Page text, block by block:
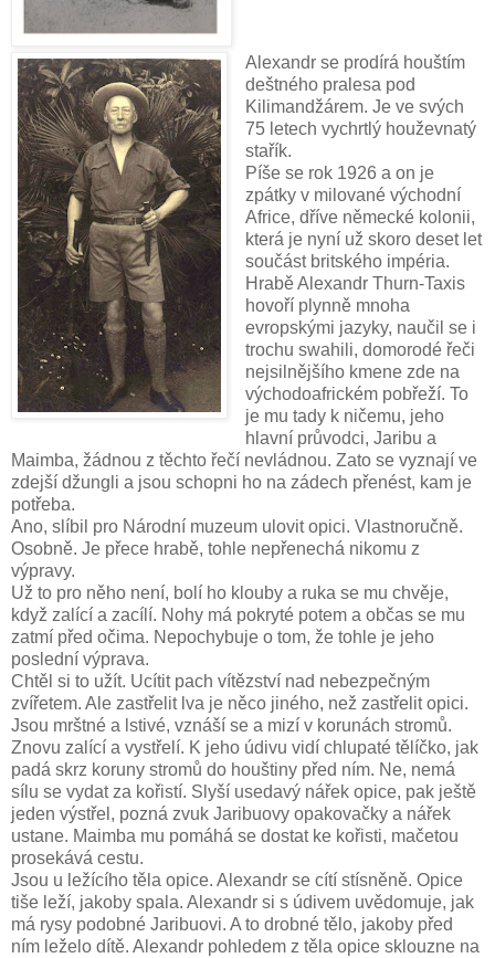
Alexandr se prodírá houštím
deštného pralesa pod
Kilimandžárem. Je ve svých
75 letech vychrtlý houževnatý
stařík.
Píše se rok 1926 a on je
zpátky v milované východní
Africe, dříve německé kolonii,
která je nyní už skoro deset let
součást britského impéria.
Hrabě Alexandr Thurn-Taxis
hovoří plynně mnoha
evropskými jazyky, naučil se i
trochu swahili, domorodé řeči
nejsilnějšího kmene zde na
východoafrickém pobřeží. To
je mu tady k ničemu, jeho
hlavní průvodci, Jaribu a
Maimba, žádnou z těchto řečí nevládnou. Zato se vyznají ve
zdejší džungli a jsou schopni ho na zádech přenést, kam je
potřeba.
Ano, slíbil pro Národní muzeum ulovit opici. Vlastnoručně.
Osobně. Je přece hrabě, tohle nepřenechá nikomu z
výpravy.
Už to pro něho není, bolí ho klouby a ruka se mu chvěje,
když zalící a zacílí. Nohy má pokryté potem a občas se mu
zatmí před očima. Nepochybuje o tom, že tohle je jeho
poslední výprava.
Chtěl si to užít. Ucítit pach vítězství nad nebezpečným
zvířetem. Ale zastřelit lva je něco jiného, než zastřelit opici.
Jsou mrštné a lstivé, vznáší se a mizí v korunách stromů.
Znovu zalící a vystřelí. K jeho údivu vidí chlupaté tělíčko, jak
padá skrz koruny stromů do houštiny před ním. Ne, nemá
sílu se vydat za kořistí. Slyší usedavý nářek opice, pak ještě
jeden výstřel, pozná zvuk Jaribuovy opakovačky a nářek
ustane. Maimba mu pomáhá se dostat ke kořisti, mačetou
prosekává cestu.
Jsou u ležícího těla opice. Alexandr se cítí stísněně. Opice
tiše leží, jakoby spala. Alexandr si s údivem uvědomuje, jak
má rysy podobné Jaribuovi. A to drobné tělo, jakoby před
ním leželo dítě. Alexandr pohledem z těla opice sklouzne na